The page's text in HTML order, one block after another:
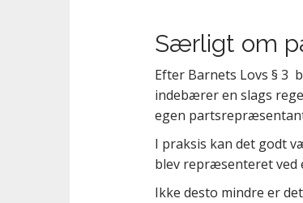
Særligt om
Efter Barnets Lovs § 3
indebærer en slags
egen
I praksis kan det godt
blev repræsenteret
Ikke desto mindre er